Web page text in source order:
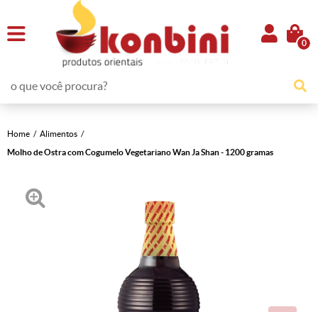
0
Home
Alimentos
Molho de Ostra com Cogumelo Vegetariano Wan Ja Shan - 1200 gramas